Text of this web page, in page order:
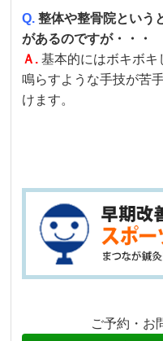
Q. 整体や整骨院という
があるのですが・・・
Ａ.基本的にはボキボキ
鳴らすような手技が苦
けます。
ご予約・お